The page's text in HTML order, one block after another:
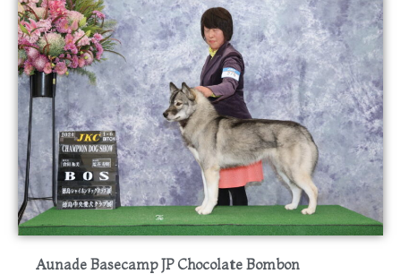
Aunade Basecamp JP Chocolate Bombon